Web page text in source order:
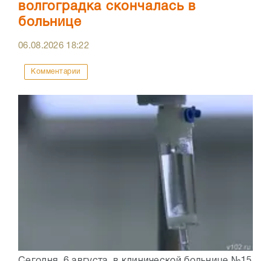
волгоградка скончалась в
больнице
06.08.2026 18:22
Комментарии